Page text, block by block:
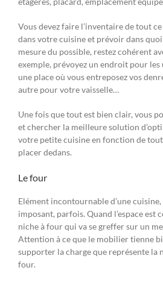
Vous devez faire l’inventaire de tout
dans votre cuisine et prévoir dans quoi
mesure du possible, restez cohérent
exemple, prévoyez un endroit pour les
une place où vous entreposez vos
autre pour votre vaisselle…
Une fois que tout est bien clair, vous
et chercher la meilleure solution
votre petite cuisine en fonction de tout
placer dedans.
Le four
Elément incontournable d’une
imposant, parfois. Quand l’espace est
niche à four qui va se greffer sur un
Attention à ce que le mobilier tienne
supporter la charge que représente la
four.